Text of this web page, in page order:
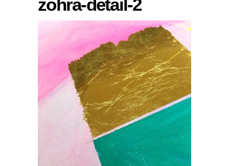
zohra-detail-2